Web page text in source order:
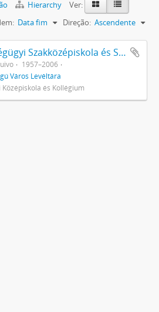
Hierarchy
Ver:
Data fim Direção: Ascendente
Petz Lajos Egészségügyi Szakközépiskola és Szakmunkás iskola
1957–2006
Város Levéltára
és Kollégium